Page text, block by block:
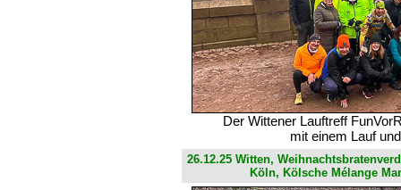
Der Wittener Lauftreff
mit einem Lauf
26.12.25 Witten,
Köln, Kölsche Mélange